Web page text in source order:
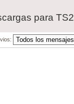
para